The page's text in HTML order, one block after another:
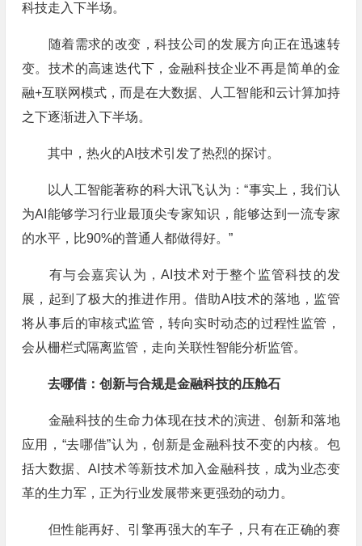
科技走入下半场。
随着需求的改变，科技公司的发展方向正在迅速转
变。技术的高速迭代下，金融科技企业不再是简单的金
融+互联网模式，而是在大数据、人工智能和云计算加持
之下逐渐进入下半场。
其中，热火的AI技术引发了热烈的探讨。
以人工智能著称的科大讯飞认为：“事实上，我们认
为AI能够学习行业最顶尖专家知识，能够达到一流专家
的水平，比90%的普通人都做得好。”
有与会嘉宾认为，AI技术对于整个监管科技的发
展，起到了极大的推进作用。借助AI技术的落地，监管
将从事后的审核式监管，转向实时动态的过程性监管，
会从栅栏式隔离监管，走向关联性智能分析监管。
去哪借：创新与合规是金融科技的压舱石
金融科技的生命力体现在技术的演进、创新和落地
应用，“去哪借”认为，创新是金融科技不变的内核。包
括大数据、AI技术等新技术加入金融科技，成为业态变
革的生力军，正为行业发展带来更强劲的动力。
但性能再好、引擎再强大的车子，只有在正确的赛